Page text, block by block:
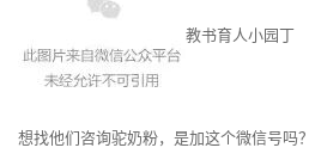
教书育人小园丁
想找他们咨询驼奶粉，是加这个微信号吗？